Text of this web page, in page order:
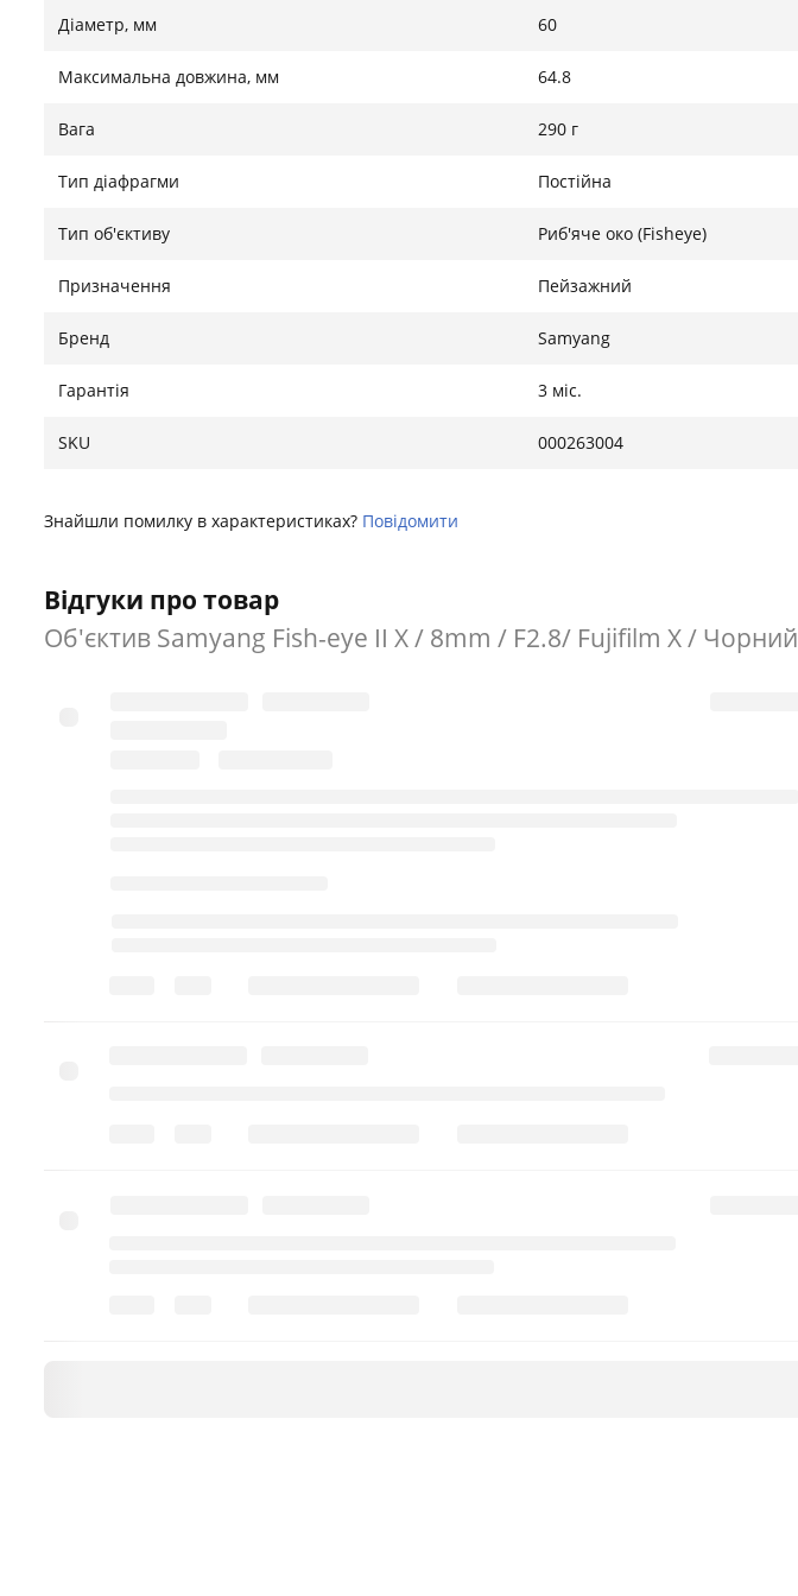
Діаметр, мм 60
Максимальна довжина, мм 64.8
Вага 290 г
Тип діафрагми Постійна
Тип об'єктиву Риб'яче око (Fisheye)
Призначення Пейзажний
Бренд Samyang
Гарантія 3 міс.
SKU 000263004
Знайшли помилку в характеристиках? Повідомити
Відгуки про товар
Об'єктив Samyang Fish-eye II X / 8mm / F2.8/ Fujifilm X / Чорний